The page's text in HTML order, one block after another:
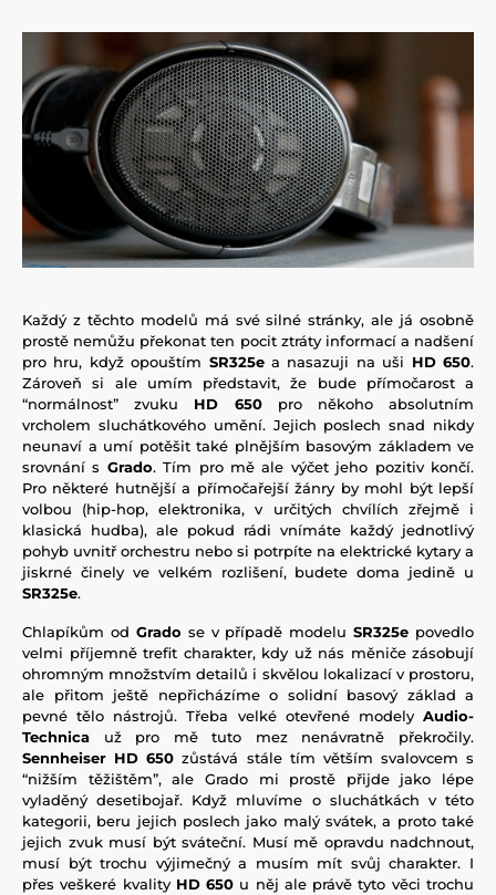
Každý z těchto modelů má své silné stránky, ale já osobně
prostě nemůžu překonat ten pocit ztráty informací a nadšení
pro hru, když opouštím SR325ea nasazuji na uši HD 650.
Zároveň si ale umím představit, že bude přímočarost a
“normálnost” zvuku HD 650pro někoho absolutním
vrcholem sluchátkového umění. Jejich poslech snad nikdy
neunaví a umí potěšit také plnějším basovým základem ve
srovnání s Grado. Tím pro mě ale výčet jeho pozitiv končí.
Pro některé hutnější a přímočařejší žánry by mohl být lepší
volbou (hip-hop, elektronika, v určitých chvílích zřejmě i
klasická hudba), ale pokud rádi vnímáte každý jednotlivý
pohyb uvnitř orchestru nebo si potrpíte na elektrické kytary a
jiskrné činely ve velkém rozlišení, budete doma jedině u
SR325e.
Chlapíkům od Grado se v případě modeluSR325e povedlo
velmi příjemně trefit charakter, kdy už nás měniče zásobují
ohromným množstvím detailů i skvělou lokalizací v prostoru,
ale přitom ještě nepřicházíme o solidní basový základ a
pevné tělo nástrojů. Třeba velké otevřené modely Audio-
Technica už pro mě tuto mez nenávratně překročily.
Sennheiser HD 650 zůstává stále tím větším svalovcem s
“nižším těžištěm”, ale Grado mi prostě přijde jako lépe
vyladěný desetibojař. Když mluvíme o sluchátkách v této
kategorii, beru jejich poslech jako malý svátek, a proto také
jejich zvuk musí být sváteční. Musí mě opravdu nadchnout,
musí být trochu výjimečný a musím mít svůj charakter. I
přes veškeré kvality HD 650 u něj ale právě tyto věci trochu